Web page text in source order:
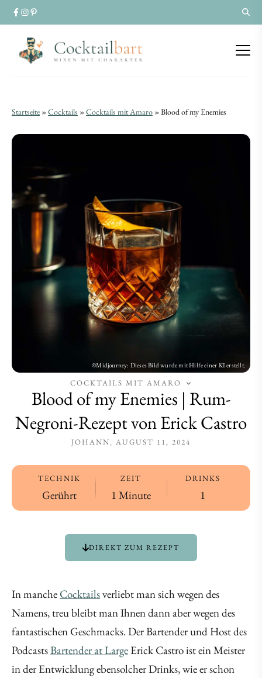
Blood
of
Enemies
Rum-
Negroni-
Rezept
Blood
of
Enemies
Rum-
Negroni-
Rezept
Startseite »Cocktails »Cocktails mit Amaro »Blood of my Enemies
COCKTAILS MIT AMARO
Blood of my Enemies | Rum-
Negroni-Rezept von Erick Castro
JOHANN AUGUST 11, 2024
TECHNIK
Gerührt
ZEIT
1 Minute
DRINKS
1
DIREKT ZUM REZEPT
In manche Cocktailsverliebt man sich wegen des
Namens, treu bleibt man Ihnen dann aber wegen des
fantastischen Geschmacks. Der Bartender und Host des
PodcastsBartender at Large Erick Castro ist ein Meister
in der Entwicklung ebensolcher Drinks, wie er schon